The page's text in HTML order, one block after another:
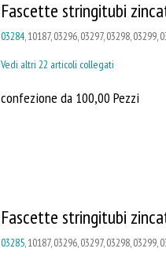
Fascette stringitubi
03284, 10187, 03296, 03297, 03298, 03299,
Vedi altri 22 articoli collegati
confezione da 100,00 Pezzi
Fascette stringitubi
03285, 10187, 03296, 03297, 03298, 03299,